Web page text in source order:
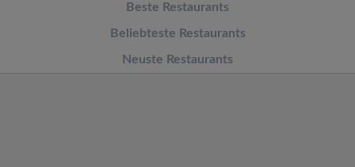
Beste Restaurants
Beliebteste Restaurants
Neuste Restaurants